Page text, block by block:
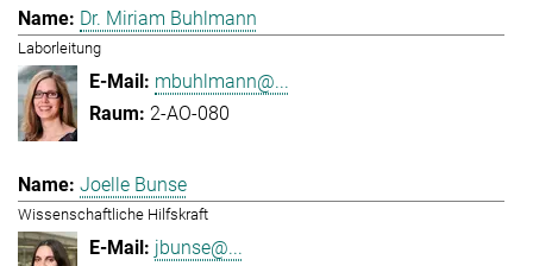
Dr. Miriam Buhlmann
Laborleitung
mbuhlmann@...
2-AO-080
Joelle Bunse
Wissenschaftliche Hilfskraft
jbunse@...